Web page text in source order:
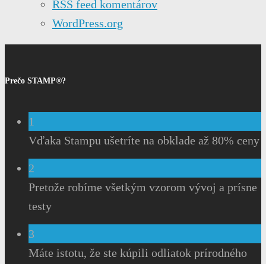
RSS feed komentárov
WordPress.org
Prečo STAMP®?
1
Vďaka Stampu ušetríte na obklade až 80% ceny
2
Pretože robíme všetkým vzorom vývoj a prísne
testy
3
Máte istotu, že ste kúpili odliatok prírodného